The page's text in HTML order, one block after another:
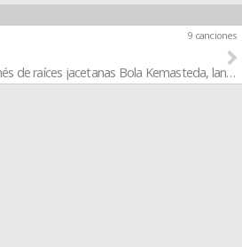
9 canciones
de raíces jacetanas Bola Kemasteda,